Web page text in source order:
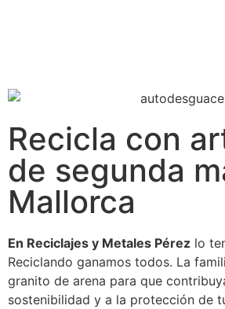
Recicla con
de segunda
Mallorca
En Reciclajes y Metales Pérez lo
Reciclando ganamos todos. La
granito de arena para que
sostenibilidad y a la protección de